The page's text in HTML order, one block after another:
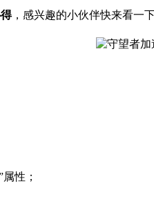
，感兴趣的小伙伴快来看一
性；